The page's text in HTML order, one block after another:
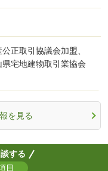
正取引協議会加盟、
県宅地建物取引業協会
を見る
する
目